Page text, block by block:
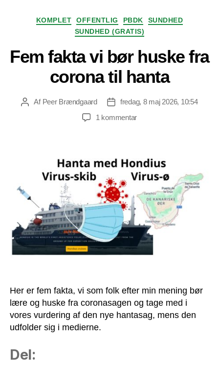
Kategorier
KOMPLET OFFENTLIG PBDK
SUNDHED
SUNDHED (GRATIS)
Fem fakta vi bør huske fra
corona til hanta
Indlægsforfatter
Af Peer Brændgaard Indlægsdato
fredag, 8 maj 2026, 10:54
1 kommentartil
bør
huske
fra
corona
til
hanta
Her er fem fakta, vi som folk efter min mening bør
lære og huske fra coronasagen og tage med i
vores vurdering af den nye hantasag, mens den
udfolder sig i medierne.
Del: